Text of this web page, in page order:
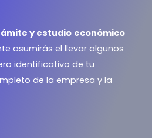
y estudio económico
asumirás el llevar algunos
identificativo de tu
de la empresa y la